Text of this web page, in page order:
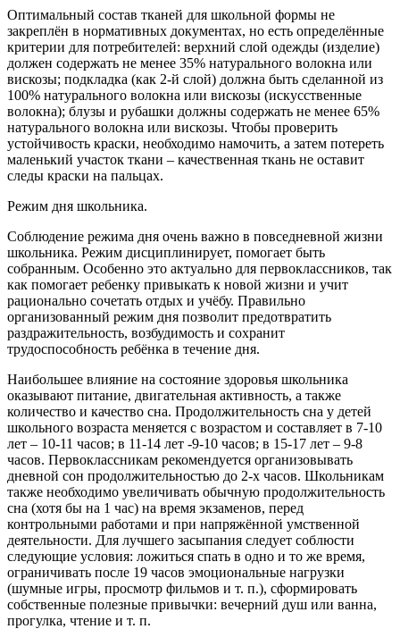
Оптимальный состав тканей для школьной формы не
закреплён в нормативных документах, но есть определённые
критерии для потребителей: верхний слой одежды (изделие)
должен содержать не менее 35% натурального волокна или
вискозы; подкладка (как 2-й слой) должна быть сделанной из
100% натурального волокна или вискозы (искусственные
волокна); блузы и рубашки должны содержать не менее 65%
натурального волокна или вискозы. Чтобы проверить
устойчивость краски, необходимо намочить, а затем потереть
маленький участок ткани – качественная ткань не оставит
следы краски на пальцах.
Режим дня школьника.
Соблюдение режима дня очень важно в повседневной жизни
школьника. Режим дисциплинирует, помогает быть
собранным. Особенно это актуально для первоклассников, так
как помогает ребенку привыкать к новой жизни и учит
рационально сочетать отдых и учёбу. Правильно
организованный режим дня позволит предотвратить
раздражительность, возбудимость и сохранит
трудоспособность ребёнка в течение дня.
Наибольшее влияние на состояние здоровья школьника
оказывают питание, двигательная активность, а также
количество и качество сна. Продолжительность сна у детей
школьного возраста меняется с возрастом и составляет в 7-10
лет – 10-11 часов; в 11-14 лет -9-10 часов; в 15-17 лет – 9-8
часов. Первоклассникам рекомендуется организовывать
дневной сон продолжительностью до 2-х часов. Школьникам
также необходимо увеличивать обычную продолжительность
сна (хотя бы на 1 час) на время экзаменов, перед
контрольными работами и при напряжённой умственной
деятельности. Для лучшего засыпания следует соблюсти
следующие условия: ложиться спать в одно и то же время,
ограничивать после 19 часов эмоциональные нагрузки
(шумные игры, просмотр фильмов и т. п.), сформировать
собственные полезные привычки: вечерний душ или ванна,
прогулка, чтение и т. п.